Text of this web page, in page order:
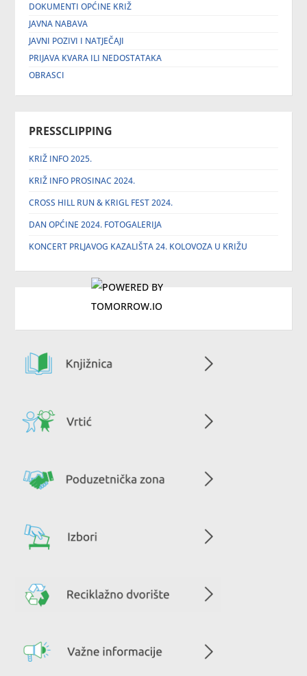
DOKUMENTI OPĆINE KRIŽ
JAVNA NABAVA
JAVNI POZIVI I NATJEČAJI
PRIJAVA KVARA ILI NEDOSTATAKA
OBRASCI
PRESSCLIPPING
KRIŽ INFO 2025.
KRIŽ INFO PROSINAC 2024.
CROSS HILL RUN & KRIGL FEST 2024.
DAN OPĆINE 2024. FOTOGALERIJA
KONCERT PRLJAVOG KAZALIŠTA 24. KOLOVOZA U KRIŽU